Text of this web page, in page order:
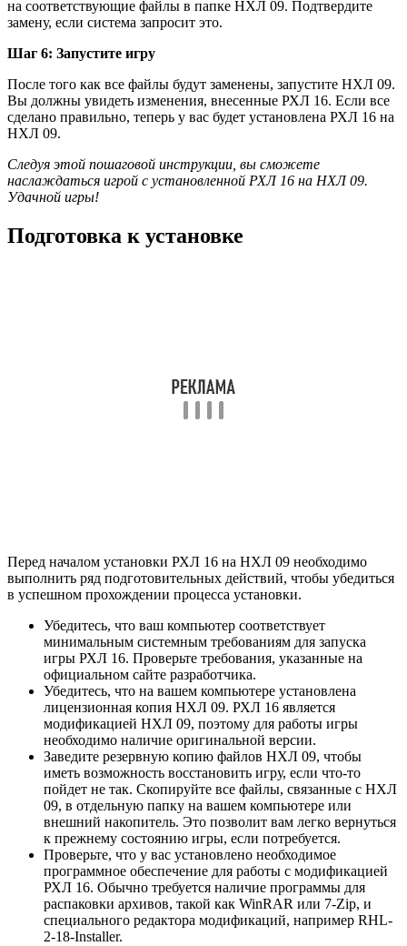
на соответствующие файлы в папке НХЛ 09. Подтвердите
замену, если система запросит это.
Шаг 6: Запустите игру
После того как все файлы будут заменены, запустите НХЛ 09.
Вы должны увидеть изменения, внесенные РХЛ 16. Если все
сделано правильно, теперь у вас будет установлена РХЛ 16 на
НХЛ 09.
Следуя этой пошаговой инструкции, вы сможете
наслаждаться игрой с установленной РХЛ 16 на НХЛ 09.
Удачной игры!
Подготовка к установке
Перед началом установки РХЛ 16 на НХЛ 09 необходимо
выполнить ряд подготовительных действий, чтобы убедиться
в успешном прохождении процесса установки.
Убедитесь, что ваш компьютер соответствует
минимальным системным требованиям для запуска
игры РХЛ 16. Проверьте требования, указанные на
официальном сайте разработчика.
Убедитесь, что на вашем компьютере установлена
лицензионная копия НХЛ 09. РХЛ 16 является
модификацией НХЛ 09, поэтому для работы игры
необходимо наличие оригинальной версии.
Заведите резервную копию файлов НХЛ 09, чтобы
иметь возможность восстановить игру, если что-то
пойдет не так. Скопируйте все файлы, связанные с НХЛ
09, в отдельную папку на вашем компьютере или
внешний накопитель. Это позволит вам легко вернуться
к прежнему состоянию игры, если потребуется.
Проверьте, что у вас установлено необходимое
программное обеспечение для работы с модификацией
РХЛ 16. Обычно требуется наличие программы для
распаковки архивов, такой как WinRAR или 7-Zip, и
специального редактора модификаций, например RHL-
2-18-Installer.